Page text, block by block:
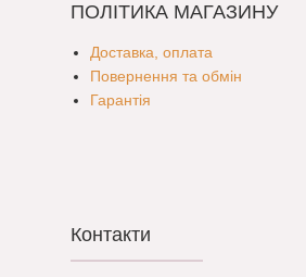
ПОЛІТИКА МАГАЗИНУ
Доставка, оплата
Повернення та обмін
Гарантія
Контакти